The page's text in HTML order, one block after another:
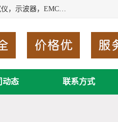
深圳市新胜科电子仪器科技有限公司主要经营：音频分析仪，网络分析仪，频谱测试仪，电子负载，电声测试仪，示波器，EMC电磁兼容测，调制分析仪，LCR测量仪，数字电桥，三相标准源，音频扫频仪，时钟检测仪，信号发生器，电子表，万用表，功率计，喇叭测试仪，综合测试仪等；深圳市新胜科电子仪器科技有限公司希望能与您成为合作伙伴
动态 联系方式